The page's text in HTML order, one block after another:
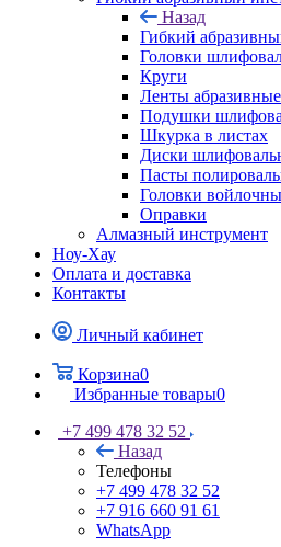
Назад
Гибкий
Головки
Круги
Ленты абразивные
Подушки
Шкурка в листах
Диски
Пасты
Головки
Оправки
Алмазный инструмент
Ноу-Хау
Оплата и доставка
Контакты
Личный кабинет
Корзина0
Избранные товары0
+7 499 478 32 52
Назад
Телефоны
+7 499 478 32 52
+7 916 660 91 61
WhatsApp